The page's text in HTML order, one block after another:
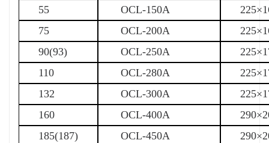
55
OCL-150A
75
OCL-200A
90(93)
OCL-250A
110
OCL-280A
132
OCL-300A
160
OCL-400A
185(187)
OCL-450A